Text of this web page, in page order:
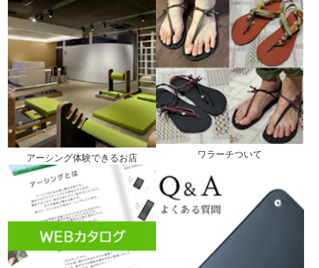
アーシング体験できるお店 ワラーチついて